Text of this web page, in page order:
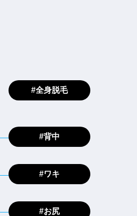
#全身脱毛
#背中
#ワキ
#お尻